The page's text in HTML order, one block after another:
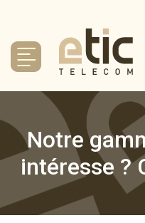
Notre
intéresse ?